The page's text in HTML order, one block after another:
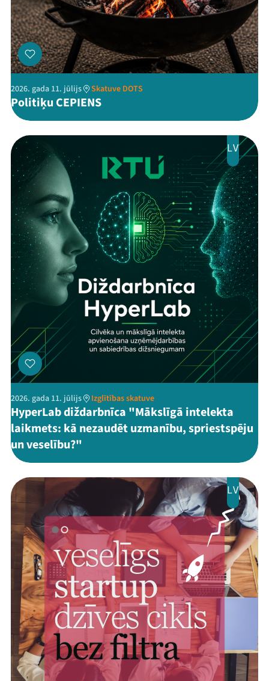
2026. gada 11. jūlijs Skatuve DOTS
Politiķu CEPIENS
LV
2026. gada 11. jūlijs Izglītības skatuve
HyperLab diždarbnīca "Mākslīgā intelekta
laikmets: kā nezaudēt uzmanību, spriestspēju
un veselību?"
LV